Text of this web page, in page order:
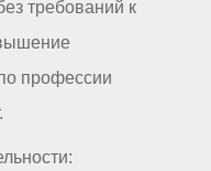
требований к
профессии